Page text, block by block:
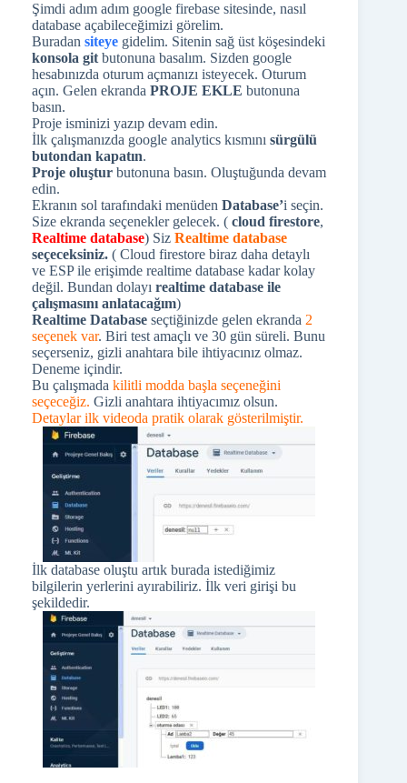
Şimdi adım adım google firebase sitesinde, nasıl
database açabileceğimizi görelim.
Buradan siteye gidelim. Sitenin sağ üst köşesindeki
konsola git butonuna basalım. Sizden google
hesabınızda oturum açmanızı isteyecek. Oturum
açın. Gelen ekranda PROJE EKLE butonuna
basın.
Proje isminizi yazıp devam edin.
İlk çalışmanızda google analytics kısmını sürgülü
butondan kapatın.
Proje oluştur butonuna basın. Oluştuğunda devam
edin.
Ekranın sol tarafındaki menüden Database’i seçin.
Size ekranda seçenekler gelecek. ( cloud firestore,
Realtime database) Siz Realtime database
seçeceksiniz. ( Cloud firestore biraz daha detaylı
ve ESP ile erişimde realtime database kadar kolay
değil. Bundan dolayı realtime database ile
çalışmasını anlatacağım)
Realtime Database seçtiğinizde gelen ekranda 2
seçenek var. Biri test amaçlı ve 30 gün süreli. Bunu
seçerseniz, gizli anahtara bile ihtiyacınız olmaz.
Deneme içindir.
Bu çalışmada kilitli modda başla seçeneğini
seçeceğiz. Gizli anahtara ihtiyacımız olsun.
Detaylar ilk videoda pratik olarak gösterilmiştir.
İlk database oluştu artık burada istediğimiz
bilgilerin yerlerini ayırabiliriz. İlk veri girişi bu
şekildedir.